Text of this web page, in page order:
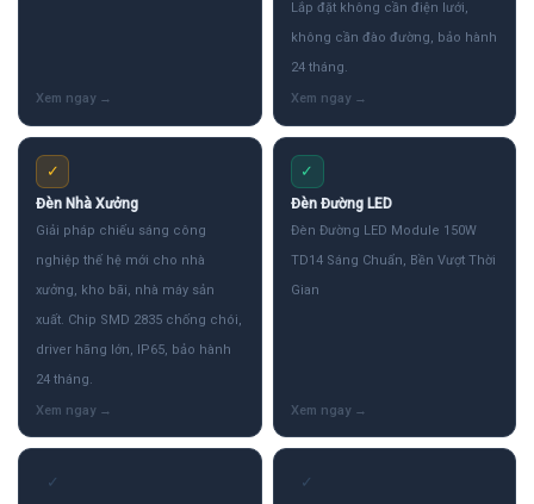
Lắp đặt không cần điện lưới,
không cần đào đường, bảo hành
24 tháng.
✓
Đèn Nhà Xưởng
Giải pháp chiếu sáng công
nghiệp thế hệ mới cho nhà
xưởng, kho bãi, nhà máy sản
xuất. Chip SMD 2835 chống chói,
driver hãng lớn, IP65, bảo hành
24 tháng.
✓
Đèn Đường LED
Đèn Đường LED Module 150W
TD14 Sáng Chuẩn, Bền Vượt Thời
Gian
✓ ✓